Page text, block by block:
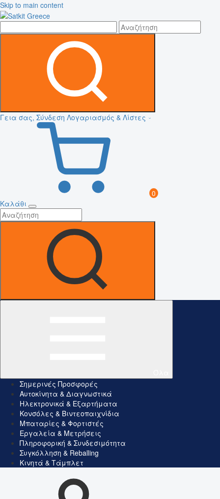
Skip to main content
Γεια σας, Σύνδεση Λογαριασμός & Λίστες
0
Καλάθι
Σημερινές Προσφορές
Αυτοκίνητα & Διαγνωστικά
Ηλεκτρονικά & Εξαρτήματα
Κονσόλες & Βιντεοπαιχνίδια
Μπαταρίες & Φορτιστές
Εργαλεία & Μετρήσεις
Πληροφορική & Συνδεσιμότητα
Συγκόλληση & Reballing
Κινητά & Τάμπλετ